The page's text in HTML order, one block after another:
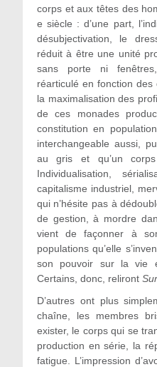
corps et aux têtes des
e siècle : d’une part,
désubjectivation, le
réduit à être une unité
sans porte ni
réarticulé en fonction
la maximalisation des
de ces monades
constitution en
interchangeable aussi,
au gris et qu’un
Individualisation,
capitalisme industriel,
qui n’hésite pas à
de gestion, à mordre
vient de façonner à
populations qu’elle
son pouvoir sur la vie
Certains, donc, reliront
D’autres ont plus
chaîne, les membres
exister, le corps qui se
production en série, la
fatigue. L’impression